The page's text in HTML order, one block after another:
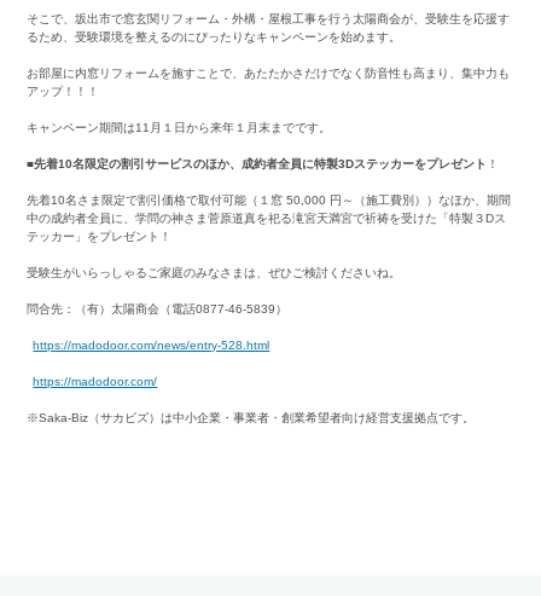
そこで、坂出市で窓玄関リフォーム・外構・屋根工事を行う太陽商会が、受験生を応援す
るため、受験環境を整えるのにぴったりなキャンペーンを始めます。
お部屋に内窓リフォームを施すことで、あたたかさだけでなく防音性も高まり、集中力も
アップ！！！
キャンペーン期間は11月１日から来年１月末までです。
■先着10名限定の割引サービスのほか、成約者全員に特製3Dステッカーをプレゼント ！
先着10名さま限定で割引価格で取付可能（１窓 50,000 円～（施工費別））なほか、期間
中の成約者全員に、学問の神さま菅原道真を祀る滝宮天満宮で祈祷を受けた「特製３Dス
テッカー」をプレゼント！
受験生がいらっしゃるご家庭のみなさまは、ぜひご検討くださいね。
問合先：（有）太陽商会（電話0877-46-5839）
https://madodoor.com/news/entry-528.html
https://madodoor.com/
※Saka-Biz（サカビズ）は中小企業・事業者・創業希望者向け経営支援拠点です。